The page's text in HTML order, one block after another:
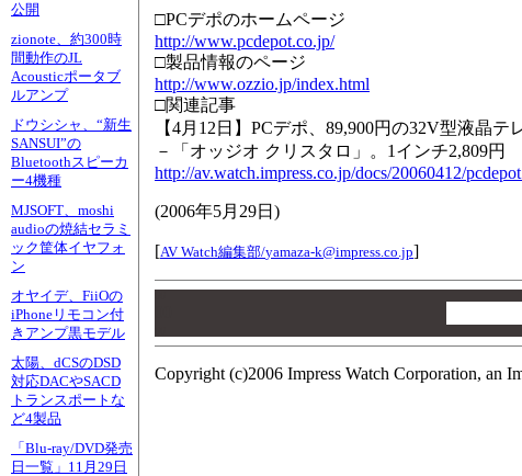
公開
zionote、約300時
間動作のJL
Acousticポータブ
ルアンプ
ドウシシャ、“新生
SANSUI”の
Bluetoothスピーカ
ー4機種
MJSOFT、moshi
audioの焼結セラミ
ック筐体イヤフォ
ン
オヤイデ、FiiOの
iPhoneリモコン付
きアンプ黒モデル
太陽、dCSのDSD
対応DACやSACD
トランスポートな
ど4製品
「Blu-ray/DVD発売
日一覧」11月29日
□PCデポのホームページ
http://www.pcdepot.co.jp/
□製品情報のページ
http://www.ozzio.jp/index.html
□関連記事
【4月12日】PCデポ、89,900円の32V型液晶テ
－「オッジオ クリスタロ」。1インチ2,809円
http://av.watch.impress.co.jp/docs/20060412/
(2006年5月29日 )
[AV Watch編集部/yamaza-k@impress.co.jp]
Copyright (c)2006 Impress Watch Corporation, an